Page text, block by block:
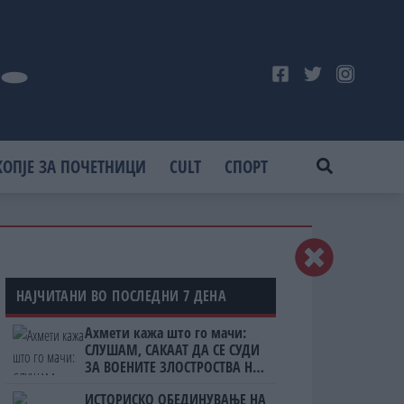
ЗА ПОЧЕТНИЦИ CULT СПОРТ
НАЈЧИТАНИ ВО ПОСЛЕДНИ 7 ДЕНА
Ахмети кажа што го мачи:
СЛУШАМ, САКААТ ДА СЕ СУДИ
ЗА ВОЕНИТЕ ЗЛОСТРОСТВА НА
ИСТОРИСКО ОБЕДИНУВАЊЕ НА